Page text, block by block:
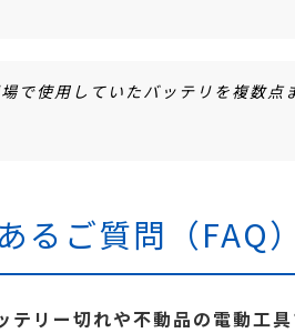
場で使用していたバッテリを複数
るご質問（FAQ）
テリー切れや不動品の電動工